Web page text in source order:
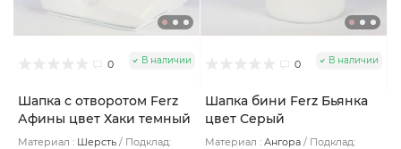
0 В наличии
Шапка с отворотом Ferz
Афины цвет Хаки темный
Материал : Шерсть
Подклад:
0 В наличии
Шапка бини Ferz Бьянка
цвет Серый
Материал : Ангора
Подклад: